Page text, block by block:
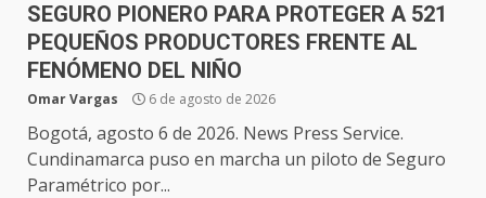
SEGURO PIONERO PARA PROTEGER A 521
PEQUEÑOS PRODUCTORES FRENTE AL
FENÓMENO DEL NIÑO
Omar Vargas 6 de agosto de 2026
Bogotá, agosto 6 de 2026. News Press Service.
Cundinamarca puso en marcha un piloto de Seguro
Paramétrico por...